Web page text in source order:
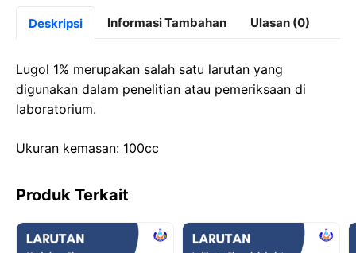
c
b
o
o
k
st
d
o
n
at
s
A
p
e
gr
a
m
Deskripsi Informasi Tambahan Ulasan (0)
Lugol 1% merupakan salah satu larutan yang
digunakan dalam penelitian atau pemeriksaan di
laboratorium.
Ukuran kemasan: 100cc
Produk Terkait